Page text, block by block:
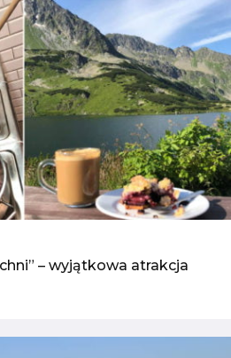
– wyjątkowa atrakcja